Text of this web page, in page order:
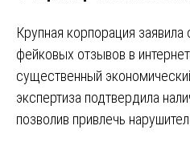
Крупная корпорация заявила
фейковых отзывов в
существенный
экспертиза подтвердила
позволив привлечь